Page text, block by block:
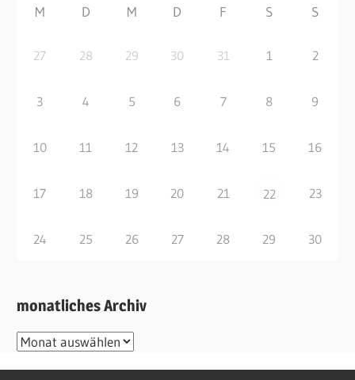
M D M D F S S
27 28 29 30 31 1 2
3 4 5 6 7 8 9
10 11 12 13 14 15 16
17 18 19 20 21 22 23
24 25 26 27 28 29 30
monatliches Archiv
monatliches